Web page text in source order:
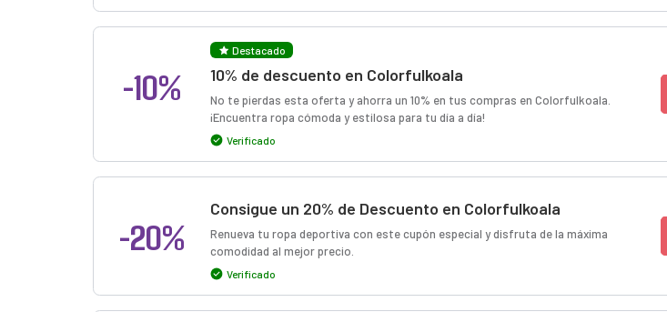
-10%
Destacado
10% de descuento en Colorfulkoala
No te pierdas esta oferta y ahorra un 10% en tus compras en Colorfulkoala.
¡Encuentra ropa cómoda y estilosa para tu día a día!
Verificado
-20%
Consigue un 20% de Descuento en Colorfulkoala
Renueva tu ropa deportiva con este cupón especial y disfruta de la máxima
comodidad al mejor precio.
Verificado